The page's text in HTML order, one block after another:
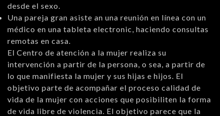
desde el sexo.
Una pareja gran asiste an una reunión en línea con un
médico en una tableta electronic, haciendo consultas
remotas en casa.
El Centro de atención a la mujer realiza su
intervención a partir de la persona, o sea, a partir de
lo que manifiesta la mujer y sus hijas e hijos. El
objetivo parte de acompañar el proceso calidad de
vida de la mujer con acciones que posibiliten la forma
de vida libre de violencia. El objetivo parece que la